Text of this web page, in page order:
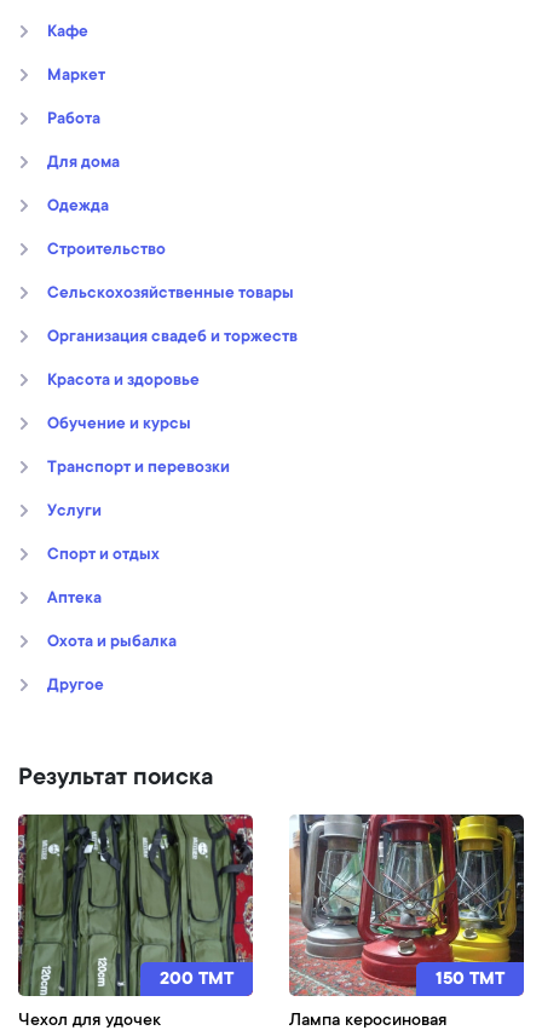
Кафе
Маркет
Работа
Для дома
Oдежда
Строительство
Сельскохозяйственные товары
Организация свадеб и торжеств
Kрасота и здоровье
Обучение и курсы
Транспорт и перевозки
Услуги
Спорт и отдых
Аптека
Охота и рыбалка
Другое
Результат поиска
200 TMT
Чехол для удочек
150 TMT
Лампа керосиновая